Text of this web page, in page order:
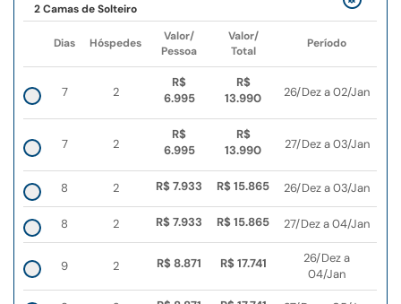
2 Camas de Solteiro
Dias Hóspedes
Valor/
Pessoa
Valor/
Total
Período
7 2
R$
6.995
R$
13.990
26/Dez a 02/Jan
7 2
R$
6.995
R$
13.990
27/Dez a 03/Jan
8 2 R$ 7.933 R$ 15.865 26/Dez a 03/Jan
8 2 R$ 7.933 R$ 15.865 27/Dez a 04/Jan
9 2 R$ 8.871 R$ 17.741
26/Dez a
04/Jan